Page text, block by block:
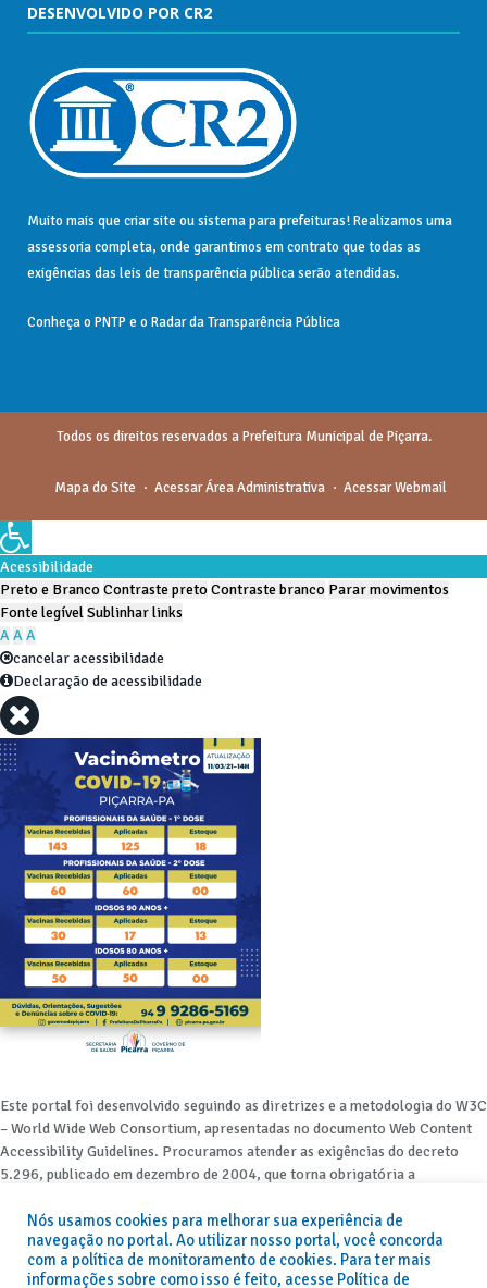
DESENVOLVIDO POR CR2
Muito mais que criar site ousistema para prefeituras! Realizamos uma
assessoriacompleta, onde garantimos em contrato que todas as
exigências das leis de transparência públicaserão atendidas.
Conheça o PNTP e o Radar da Transparência Pública
Todos os direitos reservados a Prefeitura Municipal de Piçarra.
Mapa do Site Acessar Área Administrativa Acessar Webmail
Nós usamos cookies para melhorar sua experiência de
navegação no portal. Ao utilizar nosso portal, você concorda
com a política de monitoramento de cookies. Para ter mais
informações sobre como isso é feito, acesse Política de
Acessibilidade
Preto e BrancoContraste pretoContraste branco Parar movimentos
Fonte legívelSublinhar links
AAA
cancelar acessibilidade
Declaração de acessibilidade
Este portal foi desenvolvido seguindo as diretrizes e a metodologia do W3C
– World Wide Web Consortium, apresentadas no documento Web Content
Accessibility Guidelines. Procuramos atender as exigências do decreto
5.296, publicado em dezembro de 2004, que torna obrigatória a
rede mundial de computadores para o uso das pessoas com necessidades
especiais, garantindo-lhes o pleno acesso aos conteúdos disponíveis.